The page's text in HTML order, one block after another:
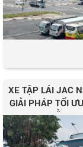
XE TẬP LÁI JAC
GIẢI PHÁP TỐI
TẠO BẰNG